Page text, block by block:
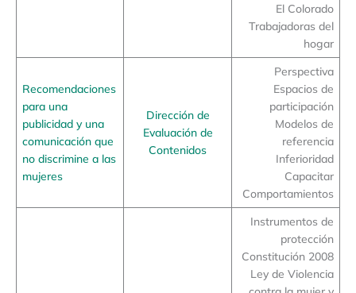
El Colorado
Trabajadoras del
hogar
Recomendaciones
para una
publicidad y una
comunicación que
no discrimine a las
mujeres
Dirección de
Evaluación de
Contenidos
Perspectiva
Espacios de
participación
Modelos de
referencia
Inferioridad
Capacitar
Comportamientos
Instrumentos de
protección
Constitución 2008
Ley de Violencia